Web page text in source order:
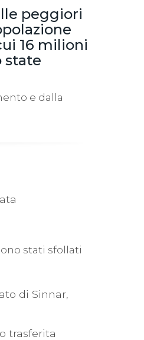
peggiori
16 milioni
state
e dalla
stati sfollati
di Sinnar,
trasferita